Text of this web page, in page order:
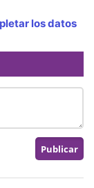
los datos